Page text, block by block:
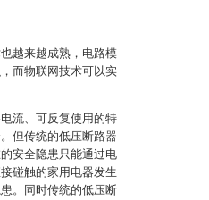
越来越成熟，电路模
而物联网技术可以实
流、可反复使用的特
但传统的低压断路器
安全隐患只能通过电
碰触的家用电器发生
。同时传统的低压断